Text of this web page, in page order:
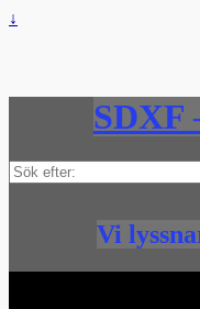
↓
SDXF
Sök
efter:
Vi